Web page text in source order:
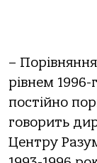
–
рівнем 1996-
постійно
говорить
Центру